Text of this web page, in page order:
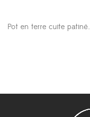
Pot en terre cuite patiné.